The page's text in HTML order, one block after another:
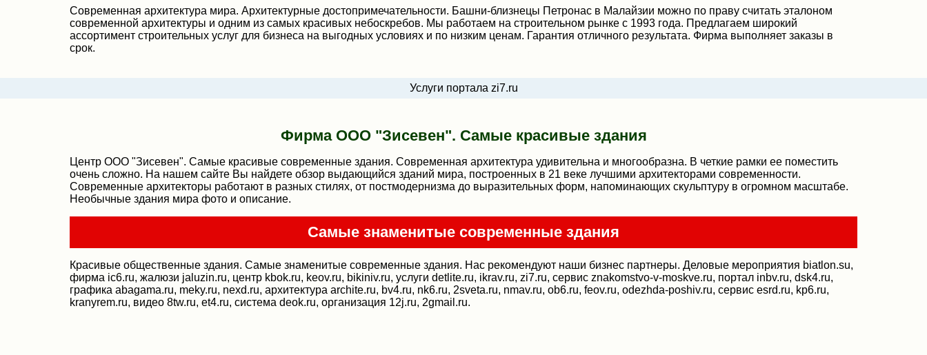
Современная архитектура мира. Архитектурные достопримечательности. Башни-близнецы Петронас в Малайзии можно по праву считать эталоном
современной архитектуры и одним из самых красивых небоскребов. Мы работаем на строительном рынке с 1993 года. Предлагаем широкий
ассортимент строительных услуг для бизнеса на выгодных условиях и по низким ценам. Гарантия отличного результата. Фирма выполняет заказы в
срок.
Услуги портала zi7.ru
Фирма ООО "Зисевен". Самые красивые здания
Центр ООО "Зисевен". Самые красивые современные здания. Современная архитектура удивительна и многообразна. В четкие рамки ее поместить
очень сложно. На нашем сайте Вы найдете обзор выдающийся зданий мира, построенных в 21 веке лучшими архитекторами современности.
Современные архитекторы работают в разных стилях, от постмодернизма до выразительных форм, напоминающих скульптуру в огромном масштабе.
Необычные здания мира фото и описание.
Самые знаменитые современные здания
Красивые общественные здания. Самые знаменитые современные здания. Нас рекомендуют наши бизнес партнеры. Деловые мероприятия biatlon.su,
фирма ic6.ru, жалюзи jaluzin.ru, центр kbok.ru, keov.ru, bikiniv.ru, услуги detlite.ru, ikrav.ru, zi7.ru, сервис znakomstvo-v-moskve.ru, портал inbv.ru, dsk4.ru,
графика abagama.ru, meky.ru, nexd.ru, архитектура archite.ru, bv4.ru, nk6.ru, 2sveta.ru, nmav.ru, ob6.ru, feov.ru, odezhda-poshiv.ru, сервис esrd.ru, kp6.ru,
kranyrem.ru, видео 8tw.ru, et4.ru, система deok.ru, организация 12j.ru, 2gmail.ru.